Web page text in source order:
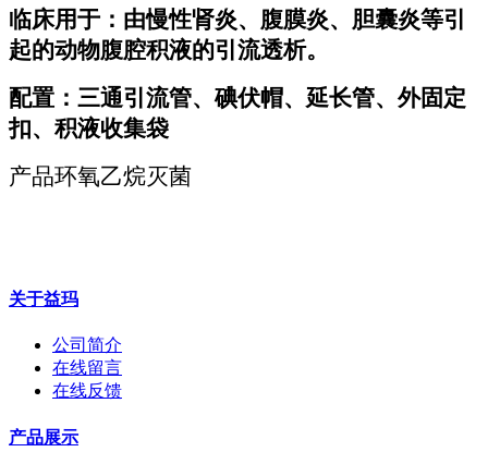
临床用于：由慢性肾炎、腹膜炎、胆囊炎等引
起的动物腹腔积液的引流透析。
配置：三通引流管、碘伏帽、延长管、外固定
扣、积液收集袋
产品环氧乙烷灭菌
关于益玛
公司简介
在线留言
在线反馈
产品展示